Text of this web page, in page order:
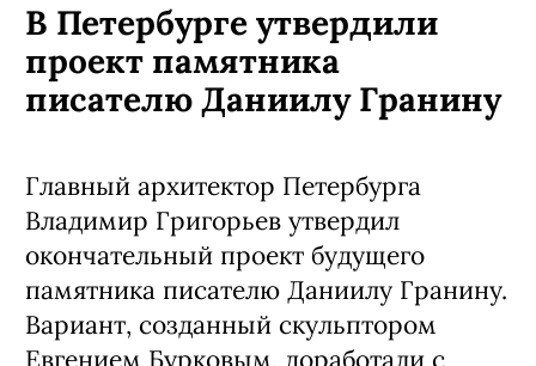
В Петербурге утвердили
проект памятника
писателю Даниилу Гранину
Главный архитектор Петербурга
Владимир Григорьев утвердил
окончательный проект будущего
памятника писателю Даниилу Гранину.
Вариант, созданный скульптором
Евгением Бурковым, доработали с